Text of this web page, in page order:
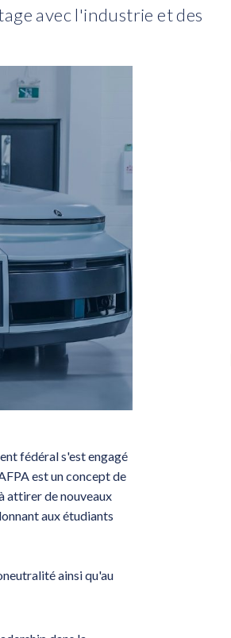
avec l'industrie et des
fédéral s'est engagé
est un concept de
attirer de nouveaux
aux étudiants
ainsi qu'au